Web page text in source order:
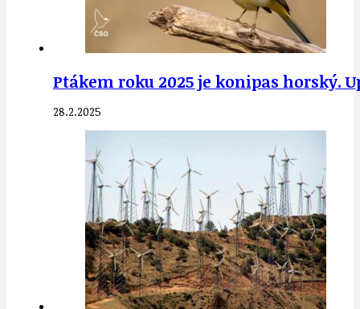
Ptákem roku 2025 je konipas horský.
28.2.2025